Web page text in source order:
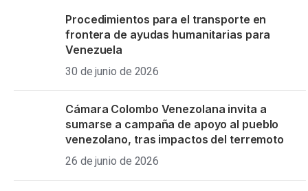
Procedimientos para el transporte en
frontera de ayudas humanitarias para
Venezuela
30 de junio de 2026
Cámara Colombo Venezolana invita a
sumarse a campaña de apoyo al pueblo
venezolano, tras impactos del terremoto
26 de junio de 2026